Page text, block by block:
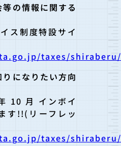
の情報に関する
ス制度特設サイ
taxes/
になりたい方向
10 月 インボイ
す!!(リーフレッ
taxes/